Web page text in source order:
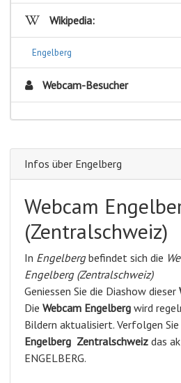
Wikipedia:
Engelberg
Webcam-Besucher
Infos über Engelberg
Webcam
(Zentralschweiz)
In Engelbergbefindet sich die
Engelberg (Zentralschweiz)
Geniessen Sie die Diashow dieser
Die Webcam Engelberg wird
Bildern aktualisiert. Verfolgen
Engelberg Zentralschweiz das
ENGELBERG.